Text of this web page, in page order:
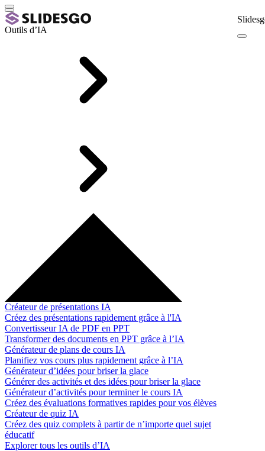
Outils d’IA
Créateur de présentations IA
Créez des présentations rapidement grâce à l'IA
Convertisseur IA de PDF en PPT
Transformer des documents en PPT grâce à l’IA
Générateur de plans de cours IA
Planifiez vos cours plus rapidement grâce à l’IA
Générateur d’idées pour briser la glace
Générer des activités et des idées pour briser la glace
Générateur d’activités pour terminer le cours IA
Créez des évaluations formatives rapides pour vos élèves
Créateur de quiz IA
Créez des quiz complets à partir de n’importe quel sujet
éducatif
Explorer tous les outils d’IA